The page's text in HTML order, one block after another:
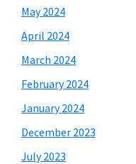
May 2024
April 2024
March 2024
February 2024
January 2024
December 2023
July 2023